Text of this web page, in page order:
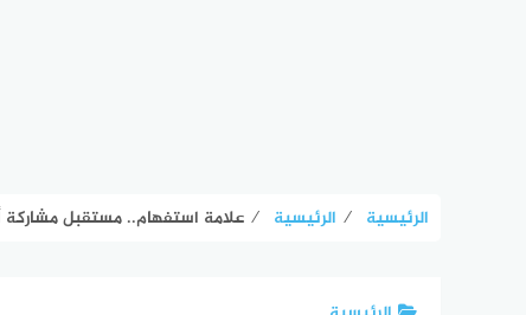
الرئيسية ⁄ الرئيسية ⁄ علامة استفهام.. مستقبل مشاركة